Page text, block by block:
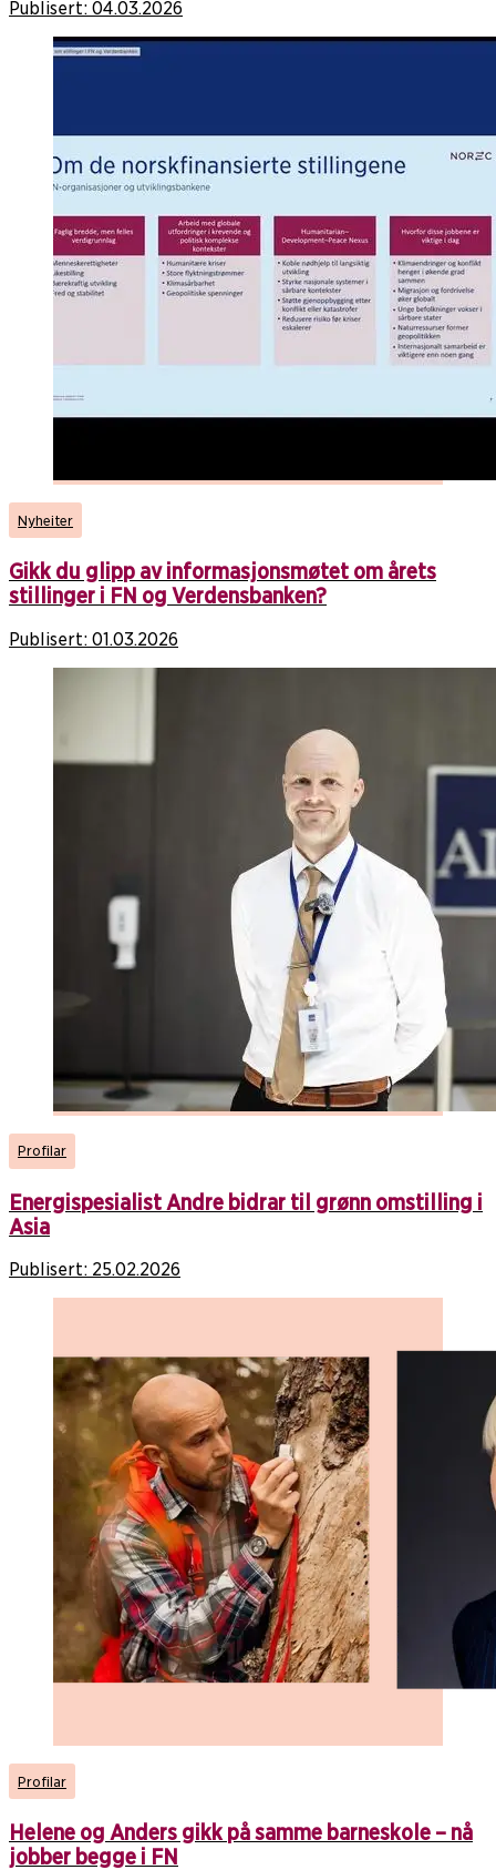
Publisert: 04.03.2026
Nyheiter
Gikk du glipp av informasjonsmøtet om årets
stillinger i FN og Verdensbanken?
Publisert: 01.03.2026
Profilar
Energispesialist Andre bidrar til grønn omstilling i
Asia
Publisert: 25.02.2026
Profilar
Helene og Anders gikk på samme barneskole – nå
jobber begge i FN